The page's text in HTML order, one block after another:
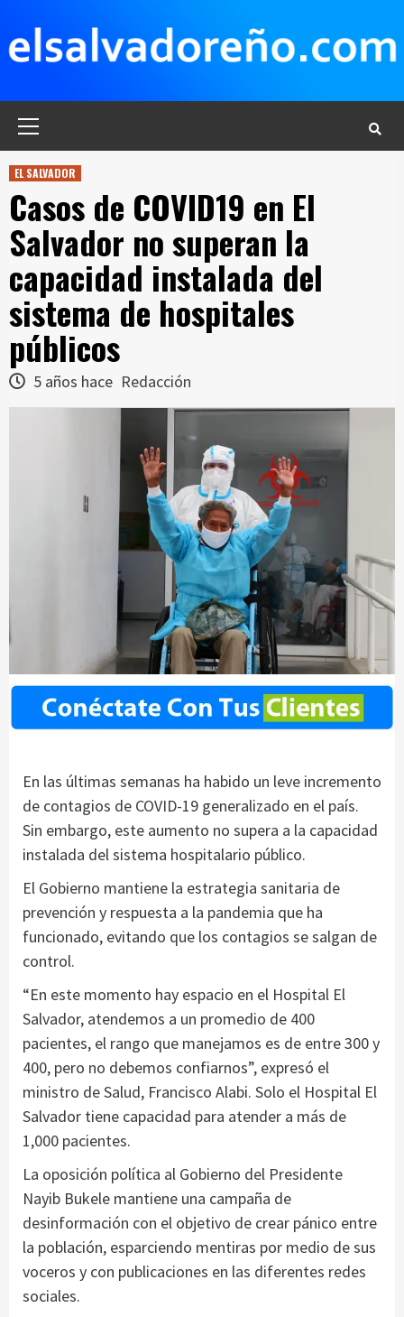
contenido
EL SALVADOR
Casos de COVID19 en El
Salvador no superan la
capacidad instalada del
sistema de hospitales
públicos
5 años hace Redacción
En las últimas semanas ha habido un leve incremento
de contagios de COVID-19 generalizado en el país.
Sin embargo, este aumento no supera a la capacidad
instalada del sistema hospitalario público.
El Gobierno mantiene la estrategia sanitaria de
prevención y respuesta a la pandemia que ha
funcionado, evitando que los contagios se salgan de
control.
“En este momento hay espacio en el Hospital El
Salvador, atendemos a un promedio de 400
pacientes, el rango que manejamos es de entre 300 y
400, pero no debemos confiarnos”, expresó el
ministro de Salud, Francisco Alabi. Solo el Hospital El
Salvador tiene capacidad para atender a más de
1,000 pacientes.
La oposición política al Gobierno del Presidente
Nayib Bukele mantiene una campaña de
desinformación con el objetivo de crear pánico entre
la población, esparciendo mentiras por medio de sus
voceros y con publicaciones en las diferentes redes
sociales.